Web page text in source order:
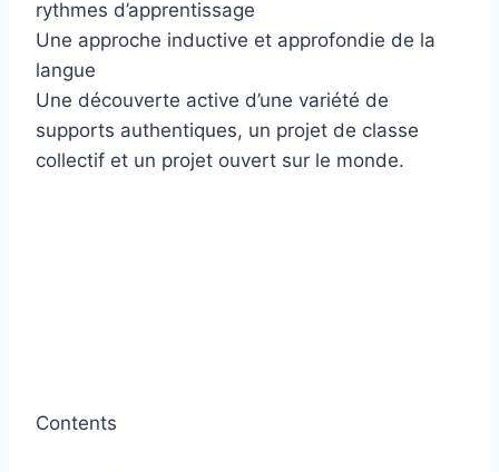
rythmes d’apprentissage
Une approche inductive et approfondie de la
langue
Une découverte active d’une variété de
supports authentiques, un projet de classe
collectif et un projet ouvert sur le monde.
Contents